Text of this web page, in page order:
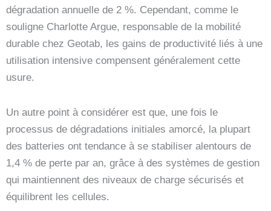
dégradation annuelle de 2 %. Cependant, comme le
souligne Charlotte Argue, responsable de la mobilité
durable chez Geotab, les gains de productivité liés à une
utilisation intensive compensent généralement cette
usure.
Un autre point à considérer est que, une fois le
processus de dégradations initiales amorcé, la plupart
des batteries ont tendance à se stabiliser alentours de
1,4 % de perte par an, grâce à des systèmes de gestion
qui maintiennent des niveaux de charge sécurisés et
équilibrent les cellules.